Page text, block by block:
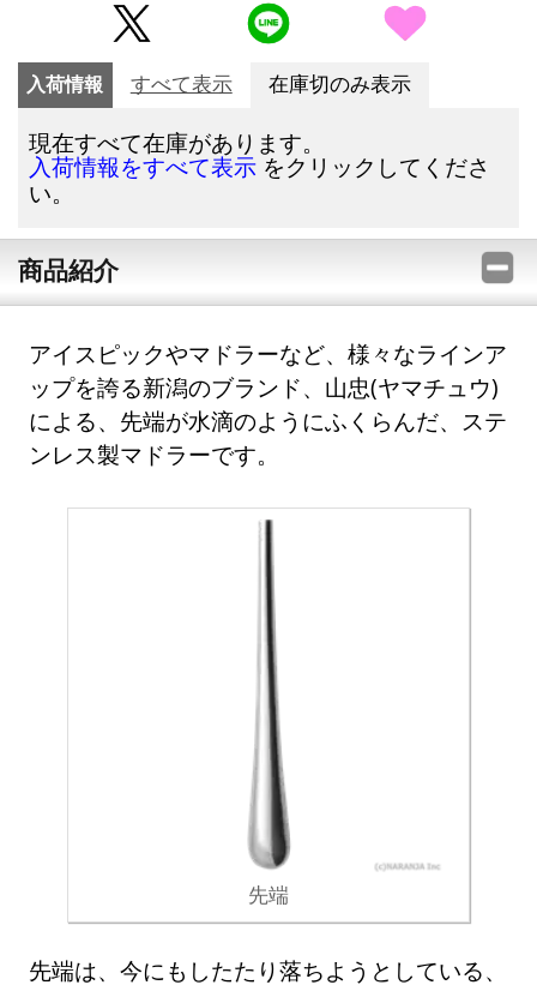
入荷情報 すべて表示 在庫切のみ表示
現在すべて在庫があります。
入荷情報をすべて表示 をクリックしてくださ
い。
商品紹介
アイスピックやマドラーなど、様々なラインア
ップを誇る新潟のブランド、山忠(ヤマチュウ)
による、先端が水滴のようにふくらんだ、ステ
ンレス製マドラーです。
先端
先端は、今にもしたたり落ちようとしている、